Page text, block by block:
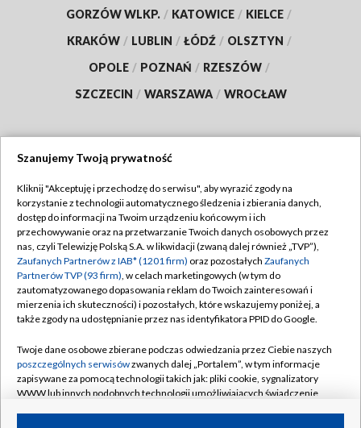
GORZÓW WLKP. / KATOWICE / KIELCE /
KRAKÓW / LUBLIN / ŁÓDŹ / OLSZTYN /
OPOLE / POZNAŃ / RZESZÓW /
SZCZECIN / WARSZAWA / WROCŁAW
TVP
Abonament TVP
Emisja w TVP
Centrum informacji TVP
Naziemna Telewizja Cyfrowa
Rada Programowa
System NOS
Informacje o nadawcy
Regulamin TVP
Polityka prywatności
Moje zgody
Pomoc
Kontakt
Kanały
Szanujemy Twoją prywatność
Kliknij "Akceptuję i przechodzę do serwisu", aby wyrazić zgody na
korzystanie z technologii automatycznego śledzenia i zbierania danych,
dostęp do informacji na Twoim urządzeniu końcowym i ich
przechowywanie oraz na przetwarzanie Twoich danych osobowych przez
nas, czyli Telewizję Polską S.A. w likwidacji (zwaną dalej również „TVP”),
Zaufanych Partnerów z IAB* (1201 firm) oraz pozostałych Zaufanych
Partnerów TVP (93 firm), w celach marketingowych (w tym do
zautomatyzowanego dopasowania reklam do Twoich zainteresowań i
mierzenia ich skuteczności) i pozostałych, które wskazujemy poniżej, a
także zgody na udostępnianie przez nas identyfikatora PPID do Google.
Twoje dane osobowe zbierane podczas odwiedzania przez Ciebie naszych
poszczególnych serwisówzwanych dalej „Portalem”, w tym informacje
zapisywane za pomocą technologii takich jak: pliki cookie, sygnalizatory
WWW lub innych podobnych technologii umożliwiających świadczenie